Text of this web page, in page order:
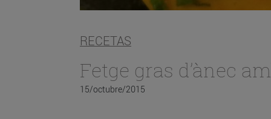
RECETAS
Fetge gras d’ànec
15/octubre/2015